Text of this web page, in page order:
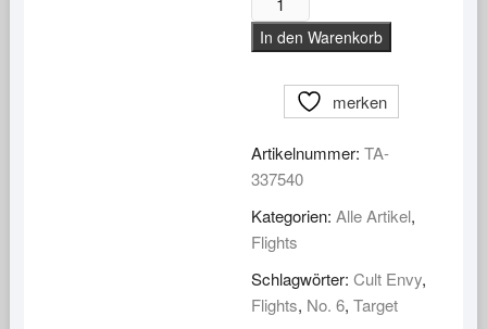
Flights
Vision
No.6
Menge
In den Warenkorb
merken
Artikelnummer: TA-
337540
Kategorien: Alle Artikel,
Flights
Schlagwörter: Cult Envy,
Flights, No. 6, Target